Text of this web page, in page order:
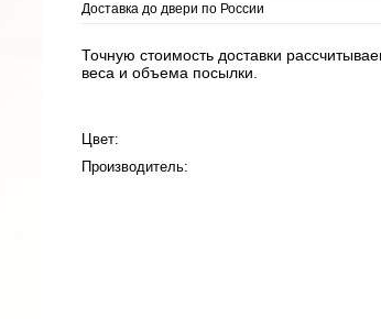
Доставка до двери по России
Точную стоимость доставки
веса и объема посылки.
Цвет:
Производитель: